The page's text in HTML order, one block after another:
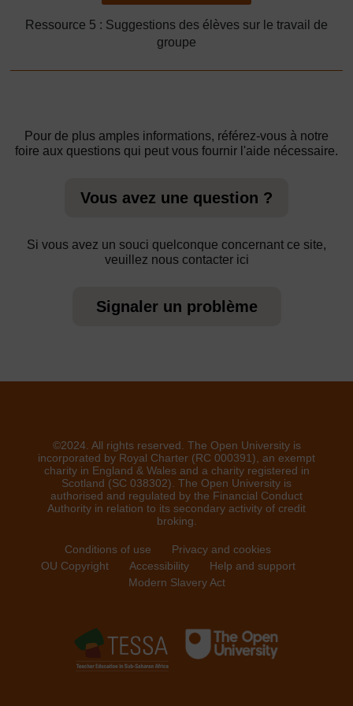
Ressource 5 : Suggestions des élèves sur le travail de
groupe
Pour de plus amples informations, référez-vous à notre
foire aux questions qui peut vous fournir l'aide nécessaire.
Vous avez une question ?
Si vous avez un souci quelconque concernant ce site,
veuillez nous contacter ici
Signaler un problème
©2024. All rights reserved. The Open University is
incorporated by Royal Charter (RC 000391), an exempt
charity in England & Wales and a charity registered in
Scotland (SC 038302). The Open University is
authorised and regulated by the Financial Conduct
Authority in relation to its secondary activity of credit
broking.
Conditions of use
Privacy and cookies
OU Copyright
Accessibility
Help and support
Modern Slavery Act